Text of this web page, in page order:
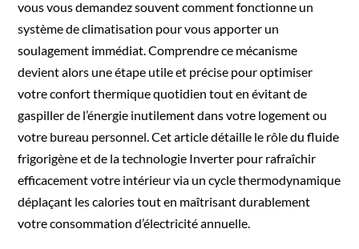
vous vous demandez souvent comment fonctionne un
système de climatisation pour vous apporter un
soulagement immédiat. Comprendre ce mécanisme
devient alors une étape utile et précise pour optimiser
votre confort thermique quotidien tout en évitant de
gaspiller de l’énergie inutilement dans votre logement ou
votre bureau personnel. Cet article détaille le rôle du fluide
frigorigène et de la technologie Inverter pour rafraîchir
efficacement votre intérieur via un cycle thermodynamique
déplaçant les calories tout en maîtrisant durablement
votre consommation d’électricité annuelle.